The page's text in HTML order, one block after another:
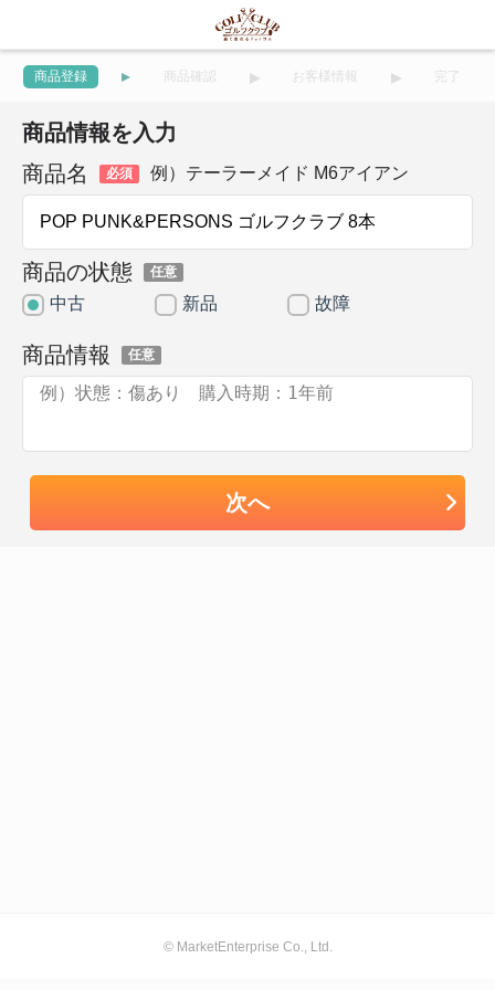
商品登録 商品確認 お客様情報 完了
商品情報を入力
商品名
必須 例）テーラーメイド M6アイアン
商品の状態 任意
中古 新品 故障
商品情報 任意
次へ
© MarketEnterprise Co., Ltd.